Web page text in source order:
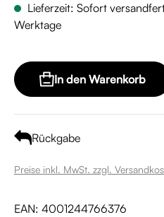
Lieferzeit: Sofort
Werktage
In den Warenkorb
Rückgabe
Preise inkl. MwSt. zzgl.
EAN: 4001244766376